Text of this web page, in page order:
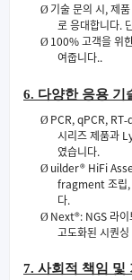
Ø 기술 문의 시,제
로 응대합니다.
Ø 100%고객을 위
여줍니다..
6. 다양한 응용 기
Ø PCR, qPCR, RT‑
시리즈 제품과
였습니다.
Ø uilder® HiFi
fragment조립,
다.
Ø Next®: NGS 라
고도화된 시퀀
7. 사회적 책임 및